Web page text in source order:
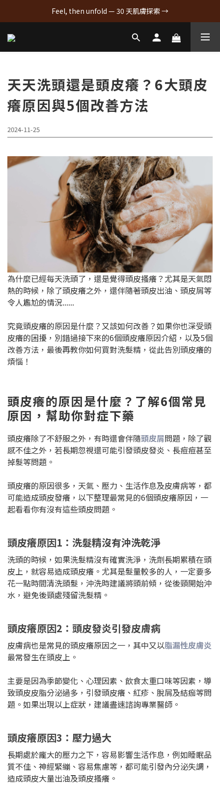
Feel, then unfold — 30 天肌膚探索 →
天天洗頭還是頭皮癢？6大頭皮
癢原因與5個改善方法
2024-11-25
為什麼已經每天洗頭了，還是覺得頭皮搔癢？尤其是天氣悶
熱的時候，除了頭皮癢之外，還伴隨著頭皮出油、頭皮屑等
令人尷尬的情況......
究竟頭皮癢的原因是什麼？又該如何改善？如果你也深受頭
皮癢的困擾，別錯過接下來的6個頭皮癢原因介紹，以及5個
改善方法，最後再教你如何買對洗髮精，從此告別頭皮癢的
煩惱！
頭皮癢的原因是什麼？了解6個常見
原因，幫助你對症下藥
頭皮癢除了不舒服之外，有時還會伴隨頭皮屑問題，除了觀
感不佳之外，若長期忽視還可能引發頭皮發炎、長痘痘甚至
掉髮等問題。
頭皮癢的原因很多，天氣、壓力、生活作息及皮膚病等，都
可能造成頭皮發癢，以下整理最常見的6個頭皮癢原因，一
起看看你有沒有這些頭皮問題。
頭皮癢原因1：洗髮精沒有沖洗乾淨
洗頭的時候，如果洗髮精沒有確實洗淨，洗劑長期累積在頭
皮上，就容易造成頭皮癢。尤其是髮量較多的人，一定要多
花一點時間清洗頭髮，沖洗時建議將頭前傾，從後頸開始沖
水，避免後頸處殘留洗髮精。
頭皮癢原因2：頭皮發炎引發皮膚病
皮膚病也是常見的頭皮癢原因之一，其中又以脂漏性皮膚炎
最常發生在頭皮上。
主要是因為季節變化、心理因素、飲食太重口味等因素，導
致頭皮皮脂分泌過多，引發頭皮癢、紅疹、脫屑及結痂等問
題。如果出現以上症狀，建議盡速諮詢專業醫師。
頭皮癢原因3：壓力過大
長期處於龐大的壓力之下，容易影響生活作息，例如睡眠品
質不佳、神經緊繃、容易焦慮等，都可能引發內分泌失調，
造成頭皮大量出油及頭皮搔癢。